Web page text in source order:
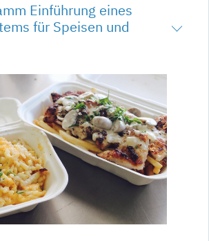
Einführung eines
für Speisen und